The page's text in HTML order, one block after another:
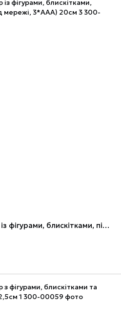
Нічник Різдвяний ліхтар із фігурами, блискітками, підсвіткою й музикою (від мережі, 3*AAA) 20см 3